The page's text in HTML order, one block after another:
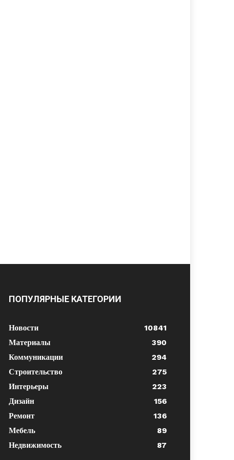
ПОПУЛЯРНЫЕ КАТЕГОРИИ
Новости
10841
Материалы
390
Коммуникации
294
Строительство
275
Интерьеры
223
Дизайн
156
Ремонт
136
Мебель
89
Недвижимость
87